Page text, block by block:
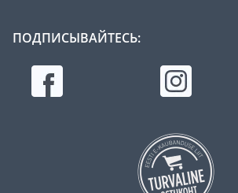
ПОДПИСЫВАЙТЕСЬ: